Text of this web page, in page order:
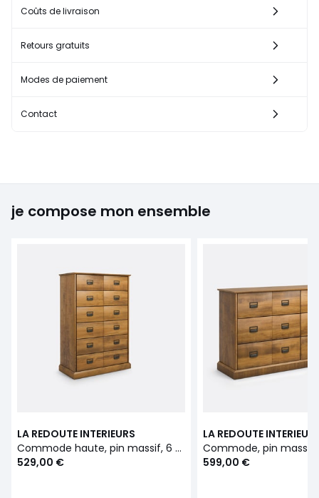
Coûts de livraison
Retours gratuits
Modes de paiement
Contact
je compose mon ensemble
LA REDOUTE INTERIEURS
Commode haute, pin massif, 6 tiroirs, Lindley
529,00 €
LA REDOUTE
599,00 €